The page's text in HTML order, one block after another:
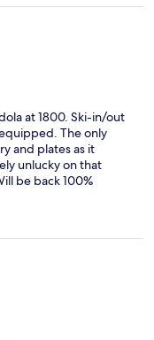
at 1800. Ski-in/out
The only
and plates as it
unlucky on that
be back 100%